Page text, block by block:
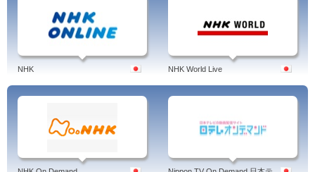
NHK NHK World Live